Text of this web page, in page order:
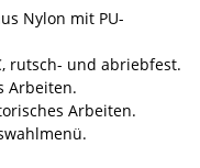
Nylon mit PU-
rutsch- und abriebfest.
Arbeiten.
Arbeiten.